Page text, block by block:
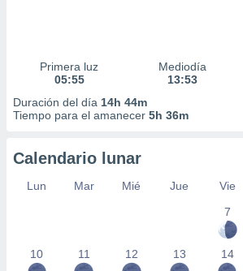
Primera luz
05:55
Mediodía
13:53
Duración del día 14h 44m
Tiempo para el amanecer 5h 36m
Calendario lunar
Lun Mar Mié Jue Vie
7
10 11 12 13 14